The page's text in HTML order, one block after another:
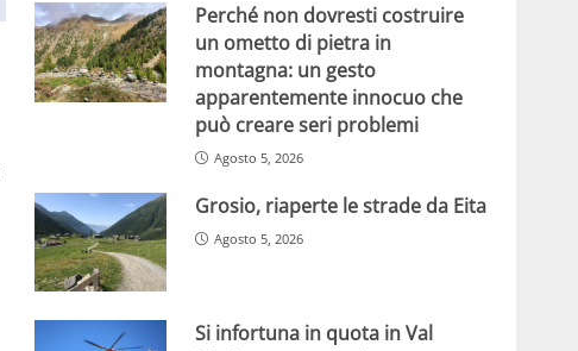
Perché non dovresti costruire
un ometto di pietra in
montagna: un gesto
apparentemente innocuo che
può creare seri problemi
Agosto 5, 2026
Grosio, riaperte le strade da Eita
Agosto 5, 2026
Si infortuna in quota in Val